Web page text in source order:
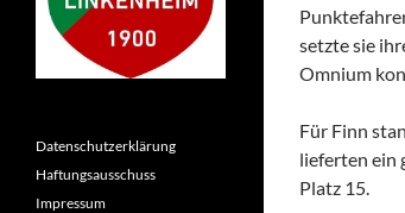
setzte sie
Omnium
Für Finn
lieferten ein
Platz 15.
Datenschutzerklärung
Haftungsausschuss
Impressum